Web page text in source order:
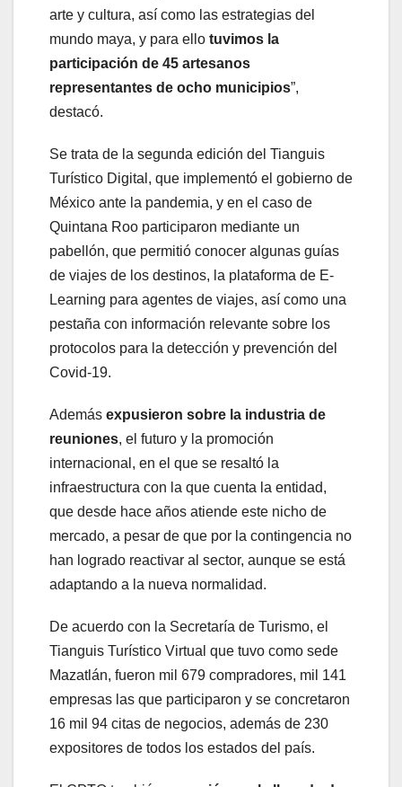
arte y cultura, así como las estrategias del
mundo maya, y para ello tuvimos la
participación de 45 artesanos
representantes de ocho municipios”,
destacó.
Se trata de la segunda edición del Tianguis
Turístico Digital, que implementó el gobierno de
México ante la pandemia, y en el caso de
Quintana Roo participaron mediante un
pabellón, que permitió conocer algunas guías
de viajes de los destinos, la plataforma de E-
Learning para agentes de viajes, así como una
pestaña con información relevante sobre los
protocolos para la detección y prevención del
Covid-19.
Además expusieron sobre la industria de
reuniones, el futuro y la promoción
internacional, en el que se resaltó la
infraestructura con la que cuenta la entidad,
que desde hace años atiende este nicho de
mercado, a pesar de que por la contingencia no
han logrado reactivar al sector, aunque se está
adaptando a la nueva normalidad.
De acuerdo con la Secretaría de Turismo, el
Tianguis Turístico Virtual que tuvo como sede
Mazatlán, fueron mil 679 compradores, mil 141
empresas las que participaron y se concretaron
16 mil 94 citas de negocios, además de 230
expositores de todos los estados del país.